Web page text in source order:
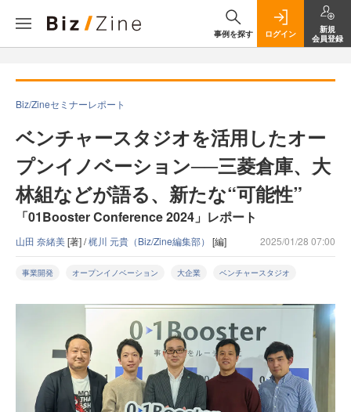
事例を探す ログイン
新規
会員登録
Biz/Zineセミナーレポート
ベンチャースタジオを活用したオー
プンイノベーション──三菱倉庫、大
林組などが語る、新たな“可能性”
「01Booster Conference 2024」レポート
山田 奈緒美[著] /梶川 元貴（Biz/Zine編集部） [編] 2025/01/28 07:00
事業開発 オープンイノベーション 大企業 ベンチャースタジオ